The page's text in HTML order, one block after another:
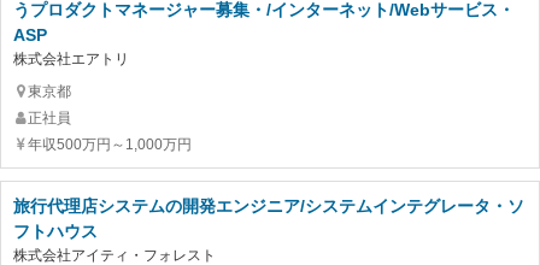
うプロダクトマネージャー募集・/インターネット/Webサービス・
ASP
株式会社エアトリ
東京都
正社員
年収500万円～1,000万円
旅行代理店システムの開発エンジニア/システムインテグレータ・ソ
フトハウス
株式会社アイティ・フォレスト